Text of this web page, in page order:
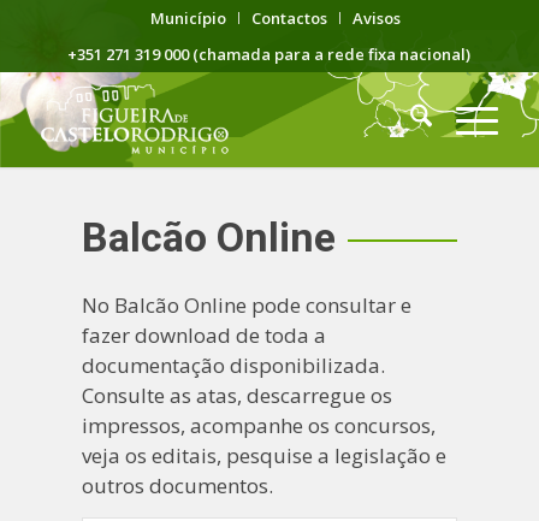
Município Contactos
Avisos
+351 271 319 000 (chamada para a rede fixa nacional)
Balcão Online
No Balcão Online pode consultar e
fazer download de toda a
documentação disponibilizada.
Consulte as atas, descarregue os
impressos, acompanhe os concursos,
veja os editais, pesquise a legislação e
outros documentos.